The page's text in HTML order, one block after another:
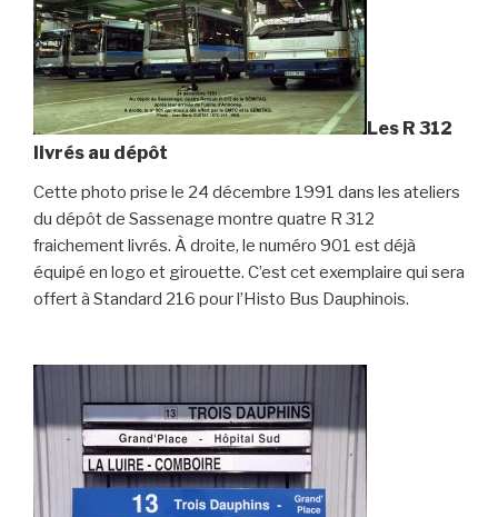
Les R 312
livrés au dépôt
Cette photo prise le 24 décembre 1991 dans les ateliers
du dépôt de Sassenage montre quatre R 312
fraichement livrés. À droite, le numéro 901 est déjà
équipé en logo et girouette. C’est cet exemplaire qui sera
offert à Standard 216 pour l’Histo Bus Dauphinois.